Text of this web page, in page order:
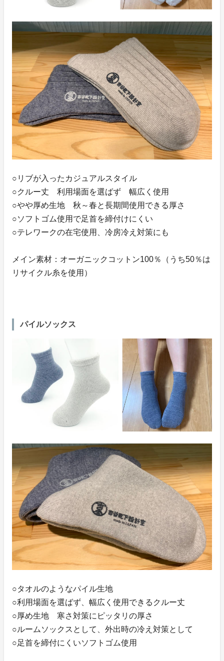
○リブが入ったカジュアルスタイル
○クルー丈 利用場面を選ばず 幅広く使用
○やや厚め生地 秋～春と長期間使用できる厚さ
○ソフトゴム使用で足首を締付けにくい
○テレワークの在宅使用、冷房冷え対策にも
メイン素材：オーガニックコットン100％（うち50％は
リサイクル糸を使用）
パイルソックス
○タオルのようなパイル生地
○利用場面を選ばず、幅広く使用できるクルー丈
○厚め生地 寒さ対策にピッタリの厚さ
○ルームソックスとして、外出時の冷え対策として
○足首を締付にくいソフトゴム使用